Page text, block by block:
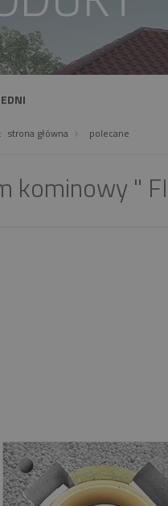
strona główna polecane
kominowy "